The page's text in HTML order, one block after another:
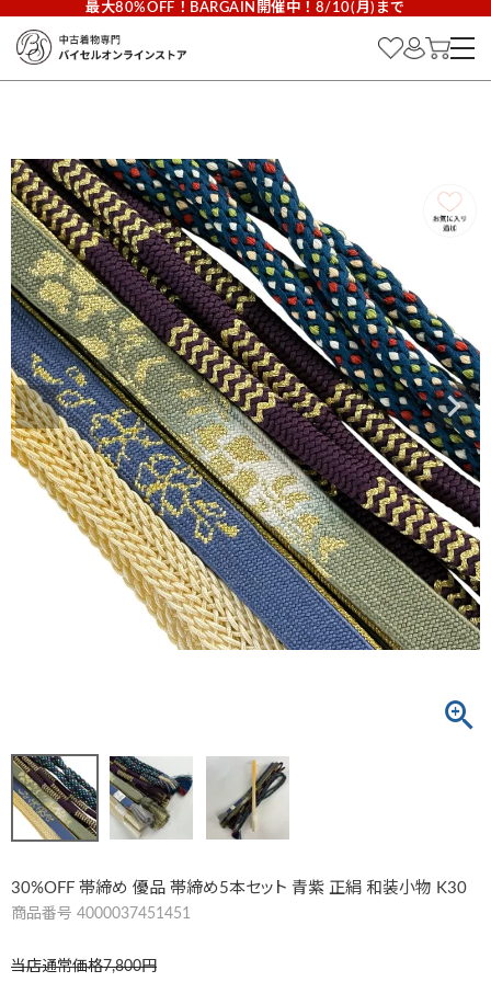
最大80%OFF！BARGAIN開催中！8/10(月)まで
30%OFF 帯締め 優品 帯締め5本セット 青紫 正絹 和装小物 K30
商品番号 4000037451451
当店通常価格7,800